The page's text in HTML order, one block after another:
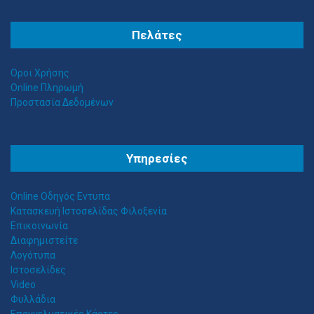
Πελάτες
Οροι Χρήσης
Online Πληρωμή
Προστασία Δεδομένων
Υπηρεσίες
Online Οδηγός Εντυπα
Κατασκευή Ιστοσελίδας Φιλοξενία
Επικοινωνία
Διαφημιστείτε
Λογότυπα
Ιστοσελίδες
Video
Φυλλάδια